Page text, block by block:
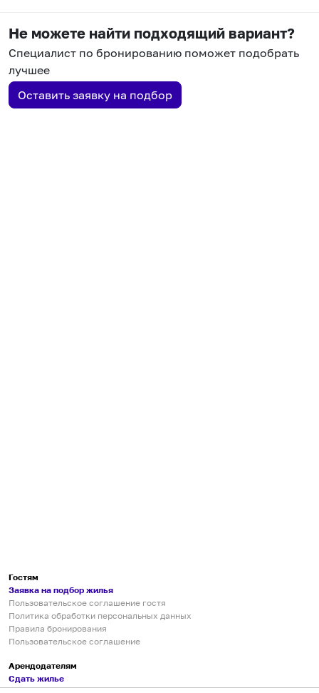
Не можете найти подходящий вариант?
Специалист по бронированию поможет подобрать
лучшее
Оставить заявку на подбор
Гостям
Заявка на подбор жилья
Пользовательское соглашение гостя
Политика обработки персональных данных
Правила бронирования
Пользовательское соглашение
Арендодателям
Сдать жилье